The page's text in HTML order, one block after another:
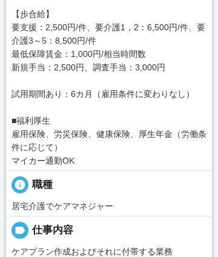
【歩合給】
要支援：2,500円/件、要介護1，2：6,500円/件、要
介護3～5：8,500円/件
最低保障賃金：1,000円/相当時間数
新規手当：2,500円、調査手当：3,000円
試用期間あり：6カ月（雇用条件に変わりなし）
■福利厚生
雇用保険、労災保険、健康保険、厚生年金（労働条
件に応じて）
マイカー通勤OK
info 職種
居宅介護でケアマネジャー
label 仕事内容
ケアプラン作成およびそれに付帯する業務